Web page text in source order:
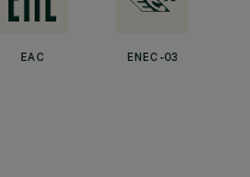
EAC ENEC-03